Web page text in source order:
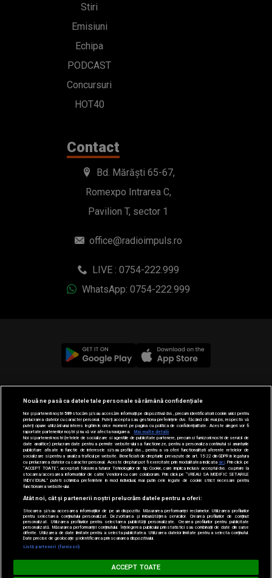
Stiri
Emisiuni
Echipa
PODCAST
Concursuri
HOT40
Contact
Bd. Mărăști 65-67,
Romexpo Intrarea C,
Pavilion T, sector 1
office@radioimpuls.ro
LIVE : 0754-222.999
WhatsApp: 0754-222.999
© 2019-2026 DOGAN MEDIA INTERNATIONAL SA, Toate
drepturile rezervate.
MUSIC NON STOP
Nouă ne pasă ca datele tale personale să rămână confidențiale
Noi și partenerii noștri589stocăm și/sau accesăm informații pe dispozitivul dvs., precum identificatorii cookie unici pentru
prelucrarea datelor cu caracter personal. Puteți accepta sau gestiona preferințele dvs. făcând clic mai jos, respectiv vă
puteți opune utilizării unui interes legitim în orice moment pe pagina cu politica de confidențialitate. Aceste alegeri vor fi
raportate partenerilor noștri și nu vă vor afecta navigarea.
Mai multe detalii
Noi si partenerii nostri (retelele de socializare si agentiile de publicitate partenere, precum si furnizorii nostri de servicii de
date analitice) prelucram date pentru a permite website-ului sa functioneze, pentru a personaliza continutul si anunturile
publicitare afisate in functie de interesele si/sau profilul dvs., pentru a va oferi functionalitati aferente retelelor de
socializare si pentru a analiza traficul pe website. Beneficiati de drepturile prevazute de art. 15-22 din GDPR in legatura
cu prelucrarea datelor cu caracter personal. Aceste drepturi pot fi exercitate prin modalitatea indicataaici . Prin click pe
“ACCEPT TOATE”, acceptati folosirea tuturor Tehnologiilor de tip Cookie, care implica inclusiv acceptul dvs. cu privire la
stocarea/accesarea informatiilor de catre Vendor-ii cu care colaboram. Prin click pe “VREAU SA MODIFIC SETARILE
INDIVIDUAL” puteti schimba preferintele in mod individual, mai putin cele legate de cookie strict necesare pentru
functionarea website-ului.
Atât noi, cât și partenerii noștri prelucrăm datele pentru a oferi:
Stocarea și/sau accesarea informațiilor de pe un dispozitiv. Măsurarea performanței reclamelor. Utilizarea profilurilor
pentru selectarea conținutului personalizat. Dezvoltarea și îmbunătățirea serviciilor. Crearea profilurilor de conținut
personalizat. Utilizarea profilurilor pentru selectarea publicității personalizate. Crearea profilurilor pentru publicitate
personalizată. Măsurarea performanței conținutului. Înțelegerea publicului prin statistici sau combinații de date din surse
diferite. Utilizarea de date limitate pentru a selecta publicitatea. Utilizarea datelor limitate pentru a selecta conținutul.
Date precise de geolocație și identificarea prin scanarea dispozitivului.
Listă parteneri (furnizori)
ACCEPT TOATE